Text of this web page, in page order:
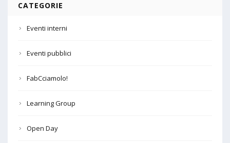
CATEGORIE
Eventi interni
Eventi pubblici
FabCciamolo!
Learning Group
Open Day